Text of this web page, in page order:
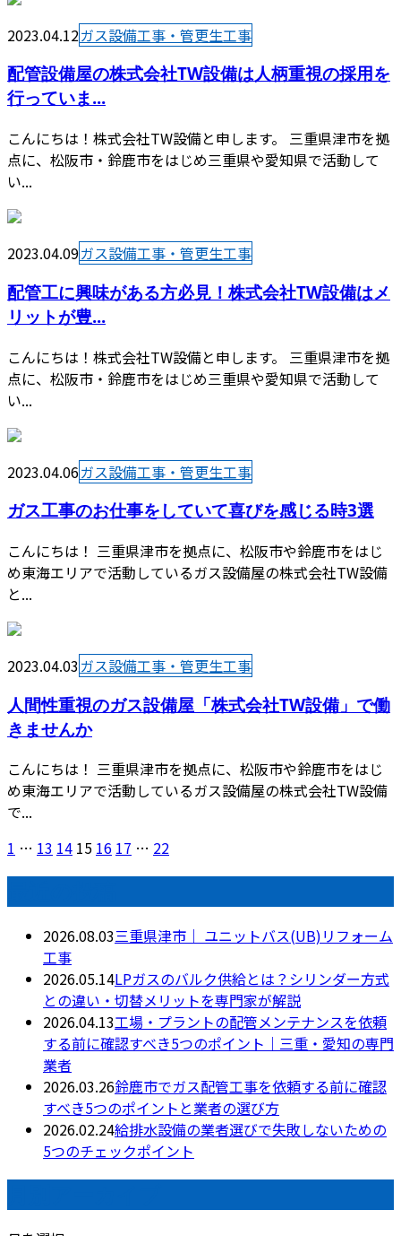
2023.04.12ガス設備工事・管更生工事
配管設備屋の株式会社TW設備は人柄重視の採用を
行っていま...
こんにちは！株式会社TW設備と申します。 三重県津市を拠
点に、松阪市・鈴鹿市をはじめ三重県や愛知県で活動して
い...
2023.04.09ガス設備工事・管更生工事
配管工に興味がある方必見！株式会社TW設備はメ
リットが豊...
こんにちは！株式会社TW設備と申します。 三重県津市を拠
点に、松阪市・鈴鹿市をはじめ三重県や愛知県で活動して
い...
2023.04.06ガス設備工事・管更生工事
ガス工事のお仕事をしていて喜びを感じる時3選
こんにちは！ 三重県津市を拠点に、松阪市や鈴鹿市をはじ
め東海エリアで活動しているガス設備屋の株式会社TW設備
と...
2023.04.03ガス設備工事・管更生工事
人間性重視のガス設備屋「株式会社TW設備」で働
きませんか
こんにちは！ 三重県津市を拠点に、松阪市や鈴鹿市をはじ
め東海エリアで活動しているガス設備屋の株式会社TW設備
で...
1 … 13 14 15 16 17 … 22
2026.08.03三重県津市｜ ユニットバス(UB)リフォーム
工事
2026.05.14LPガスのバルク供給とは？シリンダー方式
との違い・切替メリットを専門家が解説
2026.04.13工場・プラントの配管メンテナンスを依頼
する前に確認すべき5つのポイント｜三重・愛知の専門
業者
2026.03.26鈴鹿市でガス配管工事を依頼する前に確認
すべき5つのポイントと業者の選び方
2026.02.24給排水設備の業者選びで失敗しないための
5つのチェックポイント